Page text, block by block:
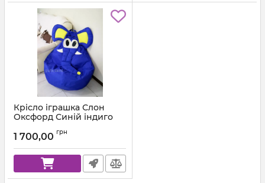
Крісло іграшка Слон
Оксфорд Синій індиго
1 700,00 грн